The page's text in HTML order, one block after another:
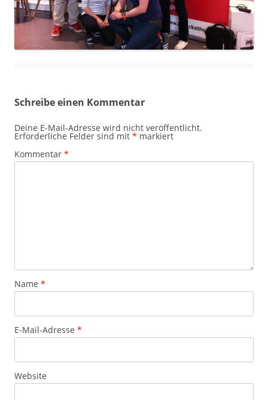
Schreibe einen Kommentar
Deine E-Mail-Adresse wird nicht veröffentlicht.
Erforderliche Felder sind mit * markiert
Kommentar *
Name *
E-Mail-Adresse *
Website